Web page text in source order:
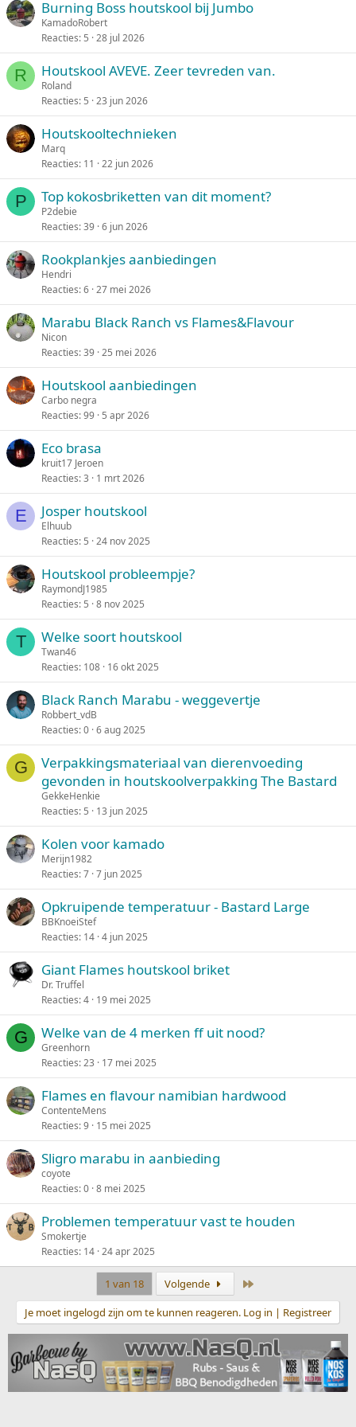
Burning Boss houtskool bij Jumbo
KamadoRobert
Reacties 5 28 jul 2026
R Houtskool AVEVE. Zeer tevreden van.
Roland
Reacties 5 23 jun 2026
Houtskooltechnieken
Marq
Reacties 11 22 jun 2026
P Top kokosbriketten van dit moment?
P2debie
Reacties 39 6 jun 2026
Rookplankjes aanbiedingen
Hendri
Reacties 6 27 mei 2026
Marabu Black Ranch vs Flames&Flavour
Nicon
Reacties 39 25 mei 2026
Houtskool aanbiedingen
Carbo negra
Reacties 99 5 apr 2026
Eco brasa
kruit17 Jeroen
Reacties 3 1 mrt 2026
E Josper houtskool
Elhuub
Reacties 5 24 nov 2025
Houtskool probleempje?
RaymondJ1985
Reacties 5 8 nov 2025
T Welke soort houtskool
Twan46
Reacties 108 16 okt 2025
Black Ranch Marabu - weggevertje
Robbert_vdB
Reacties 0 6 aug 2025
G
Verpakkingsmateriaal van dierenvoeding
gevonden in houtskoolverpakking The Bastard
GekkeHenkie
Reacties 5 13 jun 2025
Kolen voor kamado
Merijn1982
Reacties 7 7 jun 2025
Opkruipende temperatuur - Bastard Large
BBKnoeiStef
Reacties 14 4 jun 2025
Giant Flames houtskool briket
Dr. Truffel
Reacties 4 19 mei 2025
G Welke van de 4 merken ff uit nood?
Greenhorn
Reacties 23 17 mei 2025
Flames en flavour namibian hardwood
ContenteMens
Reacties 9 15 mei 2025
Sligro marabu in aanbieding
coyote
Reacties 0 8 mei 2025
Problemen temperatuur vast te houden
Smokertje
Reacties 14 24 apr 2025
1 van 18 Volgende
Je moet ingelogd zijn om te kunnen reageren. Log in | Registreer